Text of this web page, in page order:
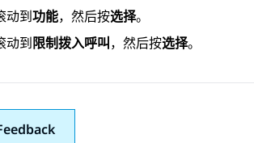
动到功能，然后按选择。
动到限制拨入呼叫 ，然后按选择。